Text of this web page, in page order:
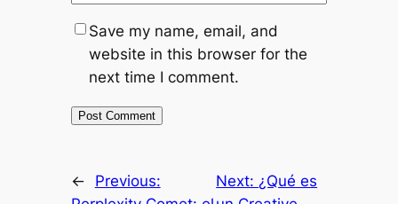
Save my name, email, and
website in this browser for the
next time I comment.
←
Previous:
Next: ¿Qué es